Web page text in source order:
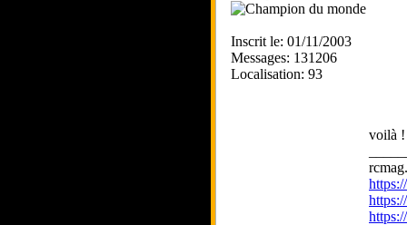
Inscrit le: 01/11/2003
Messages: 131206
Localisation: 93
voilà !